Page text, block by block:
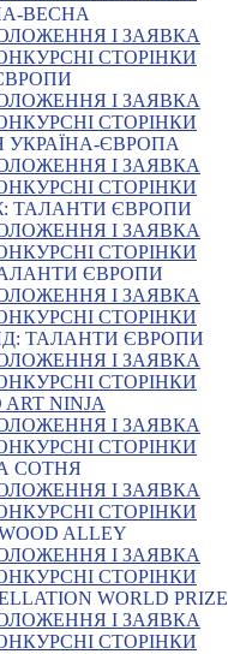
ВЕСНА
І ЗАЯВКА
СТОРІНКИ
І ЗАЯВКА
СТОРІНКИ
УКРАЇНА-ЄВРОПА
І ЗАЯВКА
СТОРІНКИ
ТАЛАНТИ ЄВРОПИ
І ЗАЯВКА
СТОРІНКИ
ЄВРОПИ
І ЗАЯВКА
СТОРІНКИ
ТАЛАНТИ ЄВРОПИ
І ЗАЯВКА
СТОРІНКИ
ART NINJA
І ЗАЯВКА
СТОРІНКИ
СОТНЯ
І ЗАЯВКА
СТОРІНКИ
ALLEY
І ЗАЯВКА
СТОРІНКИ
WORLD PRIZE
І ЗАЯВКА
СТОРІНКИ